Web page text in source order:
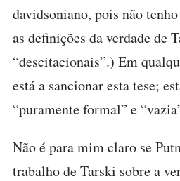
davidsoniano, pois não
as definições da verdade de
“descitacionais”.) Em
está a sancionar esta tese;
“puramente formal” e
Não é para mim claro se
trabalho de Tarski sobre a